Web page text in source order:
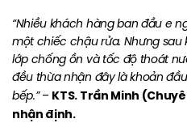
“Nhiều khách hàng ban đầu e
một chiếc chậu rửa. Nhưng
lớp chống ồn và tốc độ thoát
đều thừa nhận đây là khoản
bếp.”– KTS. Trần Minh
nhận định.